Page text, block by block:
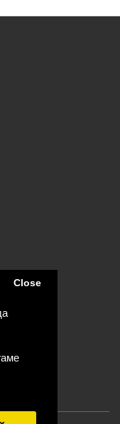
Close